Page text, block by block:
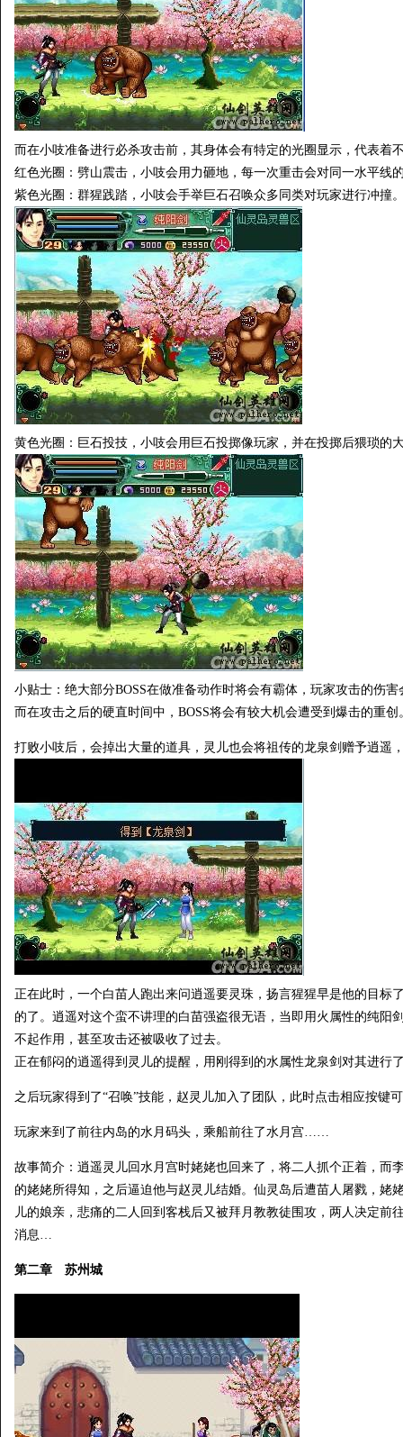
而在小吱准备进行必杀攻击前，其身体会有特定的光圈显示，代表着
红色光圈：劈山震击，小吱会用力砸地，每一次重击会对同一水平线
紫色光圈：群猩践踏，小吱会手举巨石召唤众多同类对玩家进行冲撞
黄色光圈：巨石投技，小吱会用巨石投掷像玩家，并在投掷后猥琐的
小贴士：绝大部分BOSS在做准备动作时将会有霸体，玩家攻击的伤害
而在攻击之后的硬直时间中，BOSS将会有较大机会遭受到爆击的重创
打败小吱后，会掉出大量的道具，灵儿也会将祖传的龙泉剑赠予逍遥
正在此时，一个白苗人跑出来问逍遥要灵珠，扬言猩猩早是他的目标
的了。逍遥对这个蛮不讲理的白苗强盗很无语，当即用火属性的纯阳
不起作用，甚至攻击还被吸收了过去。
正在郁闷的逍遥得到灵儿的提醒，用刚得到的水属性龙泉剑对其进行
之后玩家得到了“召唤”技能，赵灵儿加入了团队，此时点击相应按键
玩家来到了前往内岛的水月码头，乘船前往了水月宫……
故事简介：逍遥灵儿回水月宫时姥姥也回来了，将二人抓个正着，而
的姥姥所得知，之后逼迫他与赵灵儿结婚。仙灵岛后遭苗人屠戮，姥
儿的娘亲，悲痛的二人回到客栈后又被拜月教教徒围攻，两人决定前
消息…
第二章 苏州城